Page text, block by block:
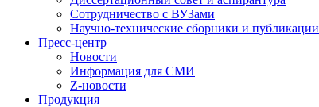
Сотрудничество с ВУЗами
Научно-технические сборники и публикации
Пресс-центр
Новости
Информация для СМИ
Z-новости
Продукция